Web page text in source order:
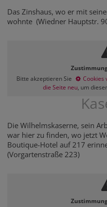
Das Zinshaus, wo er mit
wohnte (Wiedner Hauptstr.
Bitte akzeptieren Sie
Cookies
die Seite neu, um
Die Wilhelmskaserne, sein
war hier zu finden, wo jetzt
Boutique-Hotel auf 217
(Vorgartenstraße 223)